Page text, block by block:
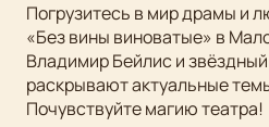
Погрузитесь в мир драмы и
«Без вины виноватые» в
Владимир Бейлис и
раскрывают актуальные
Почувствуйте магию театра!